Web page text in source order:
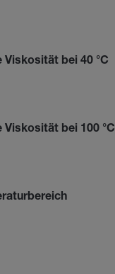
Viskosität bei 40 °C
Viskosität bei 100 °C